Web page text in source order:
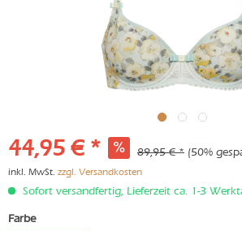
44,95 € * 89,95 € * (50%
inkl. MwSt. zzgl. Versandkosten
Sofort versandfertig, Lieferzeit ca. 1-3
Farbe